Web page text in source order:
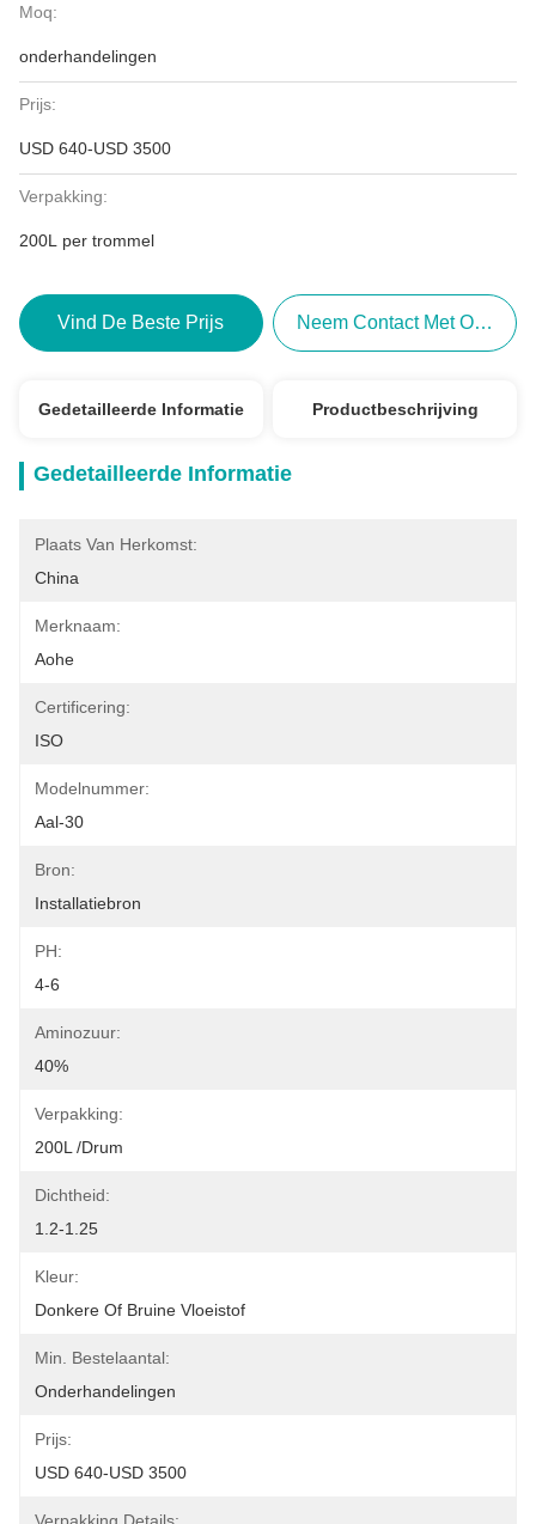
Moq:
onderhandelingen
Prijs:
USD 640-USD 3500
Verpakking:
200L per trommel
Vind De Beste Prijs Neem Contact Met Ons Op
Gedetailleerde Informatie Productbeschrijving
Gedetailleerde Informatie
Plaats Van Herkomst:
China
Merknaam:
Aohe
Certificering:
ISO
Modelnummer:
Aal-30
Bron:
Installatiebron
PH:
4-6
Aminozuur:
40%
Verpakking:
200L /Drum
Dichtheid:
1.2-1.25
Kleur:
Donkere Of Bruine Vloeistof
Min. Bestelaantal:
Onderhandelingen
Prijs:
USD 640-USD 3500